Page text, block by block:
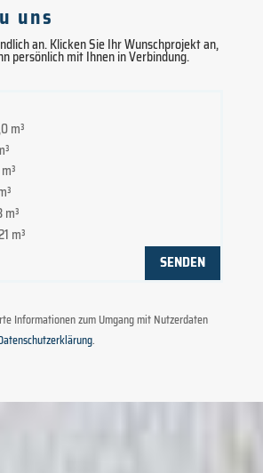
uns
an. Klicken Sie Ihr Wunschprojekt an,
persönlich mit Ihnen in Verbindung.
m³
m³
m³
SENDEN
Informationen zum Umgang mit Nutzerdaten
.